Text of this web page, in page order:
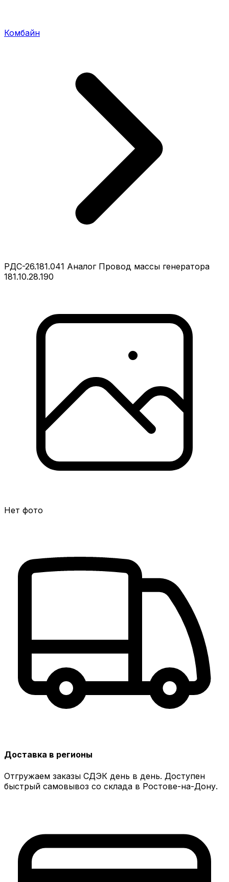
Комбайн
РДС-26.181.041 Аналог Провод массы генератора
181.10.28.190
Нет фото
Доставка в регионы
Отгружаем заказы СДЭК день в день. Доступен
быстрый самовывоз со склада в Ростове-на-Дону.